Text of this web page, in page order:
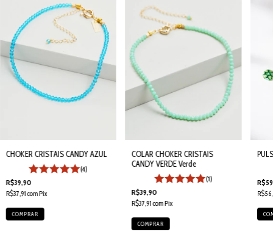
CHOKER CRISTAIS CANDY AZUL
(4)
R$39,90
R$37,91comPix
COLAR CHOKER CRISTAIS
CANDY VERDE Verde
(1)
R$39,90
R$37,91comPix